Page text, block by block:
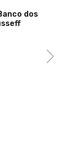
dos
Next